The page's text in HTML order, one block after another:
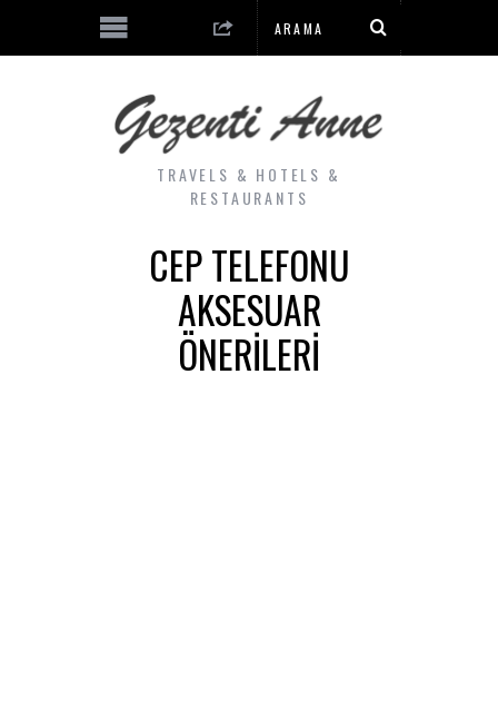
TRAVELS & HOTELS &
RESTAURANTS
CEP TELEFONU
AKSESUAR
ÖNERILERI